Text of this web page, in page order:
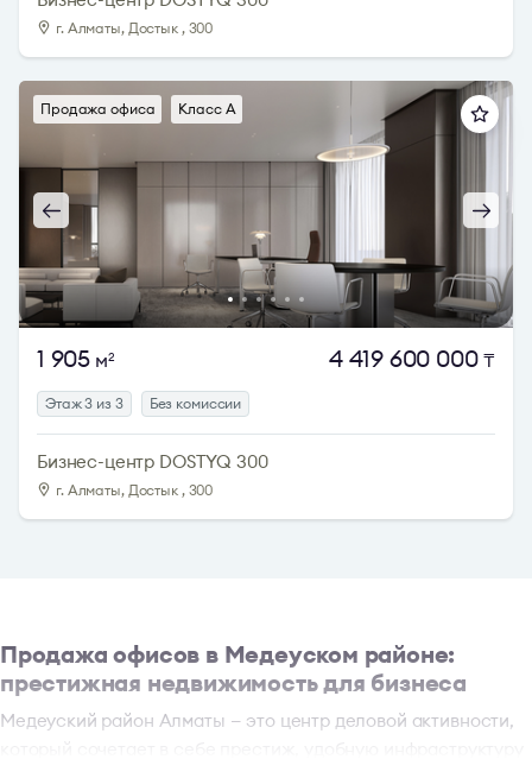
г. Алматы, Достык , 300
Продажа офиса Класс A
1 905 м2 4 419 600 000₸
Этаж 3 из 3 Без комиссии
Бизнес-центр DOSTYQ 300
г. Алматы, Достык , 300
Продажа офисов в Медеуском районе:
престижная недвижимость для бизнеса
Медеуский район Алматы — это центр деловой активности,
который сочетает в себе престиж, удобную инфраструктуру